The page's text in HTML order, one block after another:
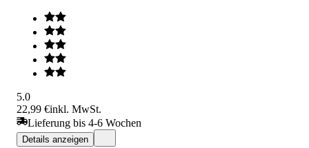
5.0
22,99 €inkl. MwSt.
Lieferung bis 4-6 Wochen
Details anzeigen